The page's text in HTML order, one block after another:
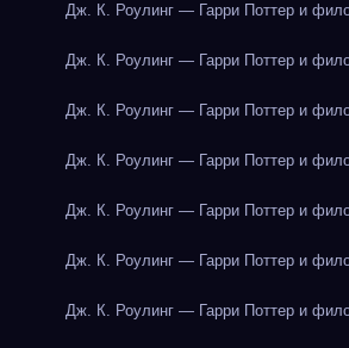
Дж. К. Роулинг — Гарри Поттер и
Дж. К. Роулинг — Гарри Поттер и
Дж. К. Роулинг — Гарри Поттер и
Дж. К. Роулинг — Гарри Поттер и
Дж. К. Роулинг — Гарри Поттер и
Дж. К. Роулинг — Гарри Поттер и
Дж. К. Роулинг — Гарри Поттер и